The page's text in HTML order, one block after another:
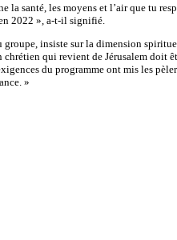
la santé, les moyens et l’air que tu
2022 », a-t-il signifié.
insiste sur la dimension
qui revient de Jérusalem doit
du programme ont mis les
»